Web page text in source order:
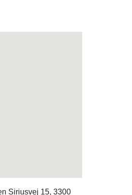
Siriusvej 15, 3300